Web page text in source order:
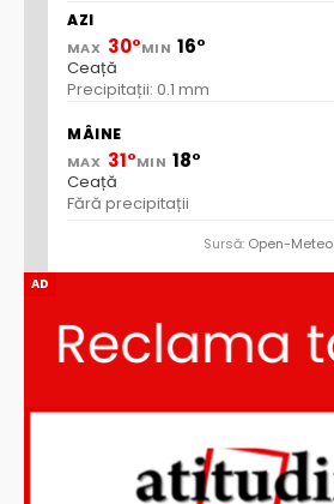
AD
AZI
MAX 30°MIN 16°
Ceață
Precipitații: 0.1 mm
MÂINE
MAX 31°MIN 18°
Ceață
Fără precipitații
Sursă: Open-Meteo